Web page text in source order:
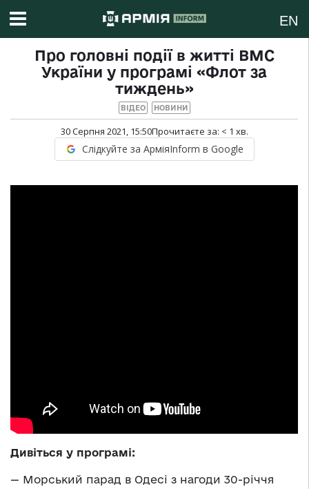
EN
Про головні події в житті ВМС
України у програмі «Флот за
тиждень»
ВІДЕО НОВИНИ
30 Серпня 2021, 15:50Прочитаєте за: < 1 хв.
Слідкуйте за АрміяInform в Google
Дивіться у програмі:
— Морський парад в Одесі з нагоди 30-річчя